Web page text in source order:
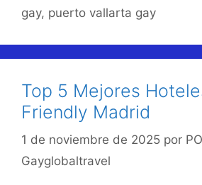
gay, puerto vallarta gay
Top 5 Mejores
Friendly Madrid
1 de noviembre de 2025 por
Gayglobaltravel